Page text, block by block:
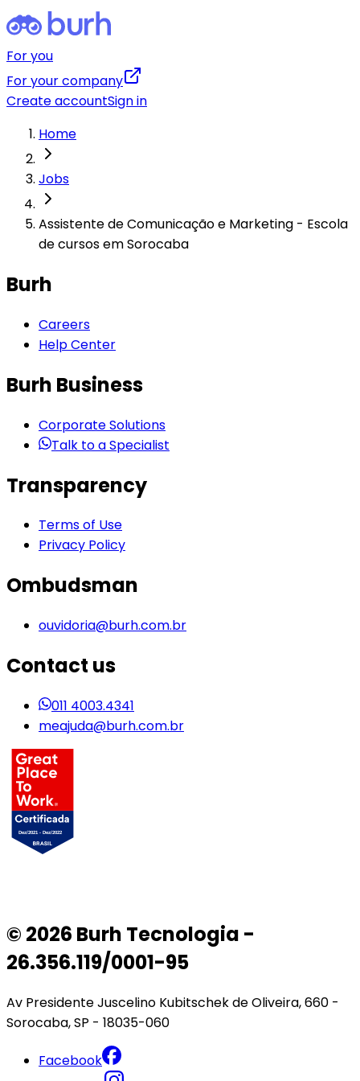
For you
For your company
Create accountSign in
Home
Jobs
Assistente de Comunicação e Marketing - Escola
de cursos em Sorocaba
Burh
Careers
Help Center
Burh Business
Corporate Solutions
Talk to a Specialist
Transparency
Terms of Use
Privacy Policy
Ombudsman
ouvidoria@burh.com.br
Contact us
011 4003.4341
meajuda@burh.com.br
© 2026 Burh Tecnologia -
26.356.119/0001-95
Av Presidente Juscelino Kubitschek de Oliveira, 660 -
Sorocaba, SP - 18035-060
Facebook